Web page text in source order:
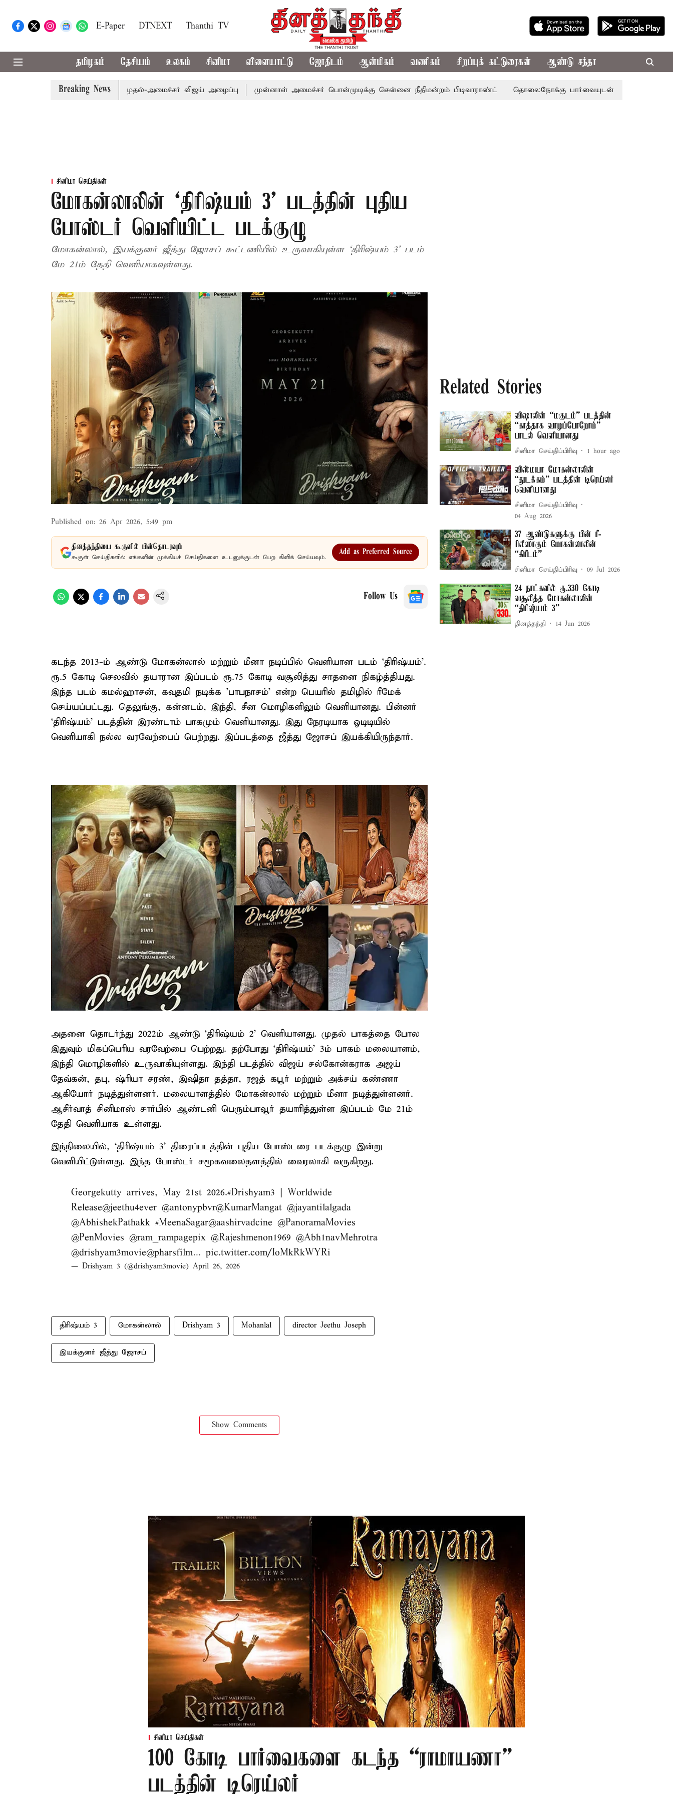
E-Paper DTNEXT Thanthi TV
தமிழகம் தேசியம் உலகம் சினிமா விளையாட்டு ஜோதிடம் ஆன்மிகம் வணிகம் சிறப்புக் கட்டுரைகள் ஆண்டு சந்தா
Breaking News
கூட்டத்துக்கு முதல்-அமைச்சர் விஜய் அழைப்பு முன்னாள் அமைச்சர் பொன்முடிக்கு சென்னை நீதிமன்றம் பிடிவாராண்ட் தொலைநோக்கு பார்வையுடன் கூடிய வேளாண் பட்ஜெட்:
சினிமா செய்திகள்
மோகன்லாலின் ‘திரிஷ்யம் 3’ படத்தின் புதிய
போஸ்டர் வெளியிட்ட படக்குழு
மோகன்லால், இயக்குனர் ஜீத்து ஜோசப் கூட்டணியில் உருவாகியுள்ள ‘திரிஷ்யம் 3’ படம்
மே 21ம் தேதி வெளியாகவுள்ளது.
Published on: 26 Apr 2026, 5:49 pm
தினத்தந்தியை கூகுளில் பின்தொடரவும்
கூகுள் செய்திகளில் எங்களின் முக்கியச் செய்திகளை உடனுக்குடன் பெற கிளிக் செய்யவும்.
Add as Preferred Source
Follow Us
கடந்த 2013-ம் ஆண்டு மோகன்லால் மற்றும் மீனா நடிப்பில் வெளியான படம் ‘திரிஷ்யம்’.
ரூ.5 கோடி செலவில் தயாரான இப்படம் ரூ.75 கோடி வசூலித்து சாதனை நிகழ்த்தியது.
இந்த படம் கமல்ஹாசன், கவுதமி நடிக்க 'பாபநாசம்' என்ற பெயரில் தமிழில் ரீமேக்
செய்யப்பட்டது. தெலுங்கு, கன்னடம், இந்தி, சீன மொழிகளிலும் வெளியானது. பின்னர்
‘திரிஷ்யம்’ படத்தின் இரண்டாம் பாகமும் வெளியானது. இது நேரடியாக ஓடிடியில்
வெளியாகி நல்ல வரவேற்பைப் பெற்றது. இப்படத்தை ஜீத்து ஜோசப் இயக்கியிருந்தார்.
அதனை தொடர்ந்து 2022ம் ஆண்டு ‘திரிஷ்யம் 2’ வெளியானது. முதல் பாகத்தை போல
இதுவும் மிகப்பெரிய வரவேற்பை பெற்றது. தற்போது ‘திரிஷ்யம்’ 3ம் பாகம் மலையாளம்,
இந்தி மொழிகளில் உருவாகியுள்ளது. இந்தி படத்தில் விஜய் சல்கோன்கராக அஜய்
தேவ்கன், தபு, ஷ்ரியா சரண், இஷிதா தத்தா, ரஜத் கபூர் மற்றும் அக்சய் கண்ணா
ஆகியோர் நடித்துள்ளனர். மலையாளத்தில் மோகன்லால் மற்றும் மீனா நடித்துள்ளனர்.
ஆசீர்​வாத் சினி​மாஸ் சார்​பில் ஆண்​டனி பெரும்​பாவூர் தயாரித்துள்ள இப்​படம் மே 21ம்
தேதி வெளி​யா​க உள்ளது.
இந்நிலையில், ‘திரிஷ்யம் 3’ திரைப்படத்தின் புதிய போஸ்டரை படக்குழு இன்று
வெளியிட்டுள்ளது. இந்த போஸ்டர் சமூகவலைதளத்தில் வைரலாகி வருகிறது.
Georgekutty arrives, May 21st 2026.#Drishyam3 | Worldwide
Release@jeethu4ever @antonypbvr@KumarMangat @jayantilalgada
@AbhishekPathakk #MeenaSagar@aashirvadcine @PanoramaMovies
@PenMovies @ram_rampagepix @Rajeshmenon1969 @Abh1navMehrotra
@drishyam3movie@pharsfilm… pic.twitter.com/IoMkRkWYRi
— Drishyam 3 (@drishyam3movie) April 26, 2026
திரிஷ்யம் 3 மோகன்லால் Drishyam 3 Mohanlal director Jeethu Joseph
இயக்குனர் ஜீத்து ஜோசப்
Show Comments
Related Stories
விஷாலின் “மகுடம்” படத்தின்
“காத்தாக வாழப்போறோம்”
பாடல் வெளியானது
சினிமா செய்திப்பிரிவு 1 hour ago
விஸ்மயா மோகன்லாலின்
“துடக்கம்” படத்தின் டிரெய்லர்
வெளியானது
சினிமா செய்திப்பிரிவு
04 Aug 2026
37 ஆண்டுகளுக்கு பின் ரீ-
ரிலீஸாகும் மோகன்லாலின்
“கிரீடம்”
சினிமா செய்திப்பிரிவு 09 Jul 2026
24 நாட்களில் ரூ.330 கோடி
வசூலித்த மோகன்லாலின்
“திரிஷ்யம் 3”
தினத்தந்தி 14 Jun 2026
சினிமா செய்திகள்
100 கோடி பார்வைகளை கடந்த “ராமாயணா”
படத்தின் டிரெய்லர்